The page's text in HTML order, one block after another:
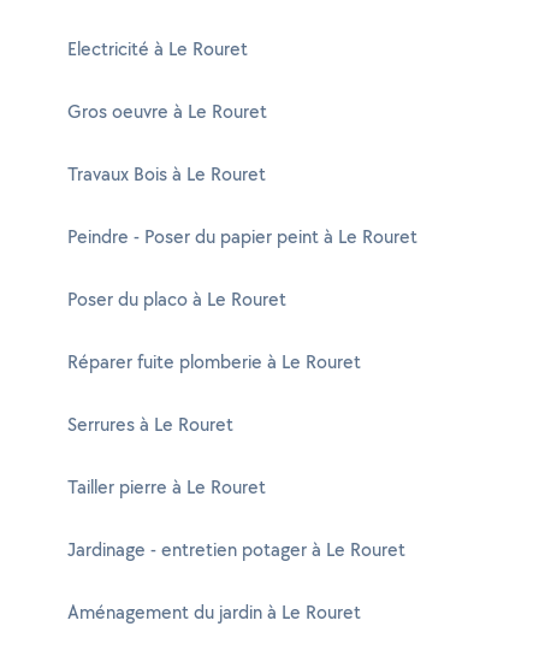
Electricité à Le Rouret
Gros oeuvre à Le Rouret
Travaux Bois à Le Rouret
Peindre - Poser du papier peint à Le Rouret
Poser du placo à Le Rouret
Réparer fuite plomberie à Le Rouret
Serrures à Le Rouret
Tailler pierre à Le Rouret
Jardinage - entretien potager à Le Rouret
Aménagement du jardin à Le Rouret